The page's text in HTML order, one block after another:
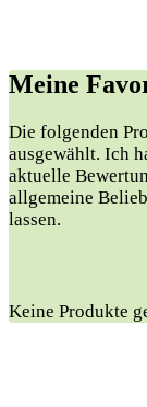
Meine
Die folgenden
ausgewählt. Ich
aktuelle
allgemeine
lassen.
Keine Produkte